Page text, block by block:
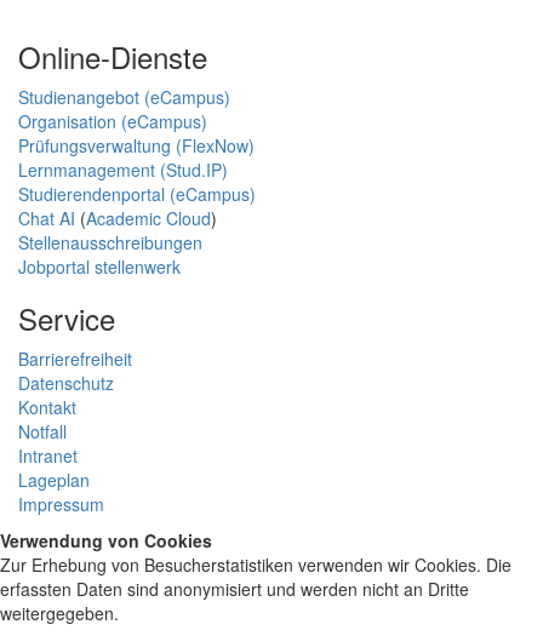
Online-Dienste
Studienangebot (eCampus)
Organisation (eCampus)
Prüfungsverwaltung (FlexNow)
Lernmanagement (Stud.IP)
Studierendenportal (eCampus)
Chat AI (Academic Cloud)
Stellenausschreibungen
Jobportal stellenwerk
Service
Barrierefreiheit
Datenschutz
Kontakt
Notfall
Intranet
Lageplan
Impressum
Verwendung von Cookies
Zur Erhebung von Besucherstatistiken verwenden wir Cookies. Die
erfassten Daten sind anonymisiert und werden nicht an Dritte
weitergegeben.